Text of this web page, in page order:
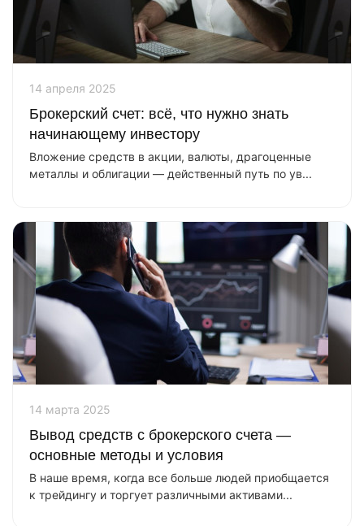
14 апреля 2025
Брокерский счет: всё, что нужно знать
начинающему инвестору
Вложение средств в акции, валюты, драгоценные
металлы и облигации — действенный путь по ув...
14 марта 2025
Вывод средств с брокерского счета —
основные методы и условия
В наше время, когда все больше людей приобщается
к трейдингу и торгует различными активами...